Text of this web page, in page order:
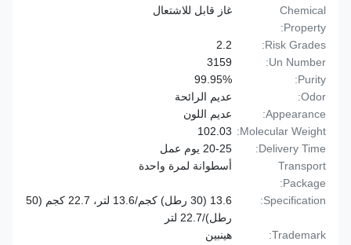
Chemical
Property:
غاز قابل للاشتعال
Risk Grades:
Un Number:
Purity:
99.95%
عديم الرائحة
Appearance:
عديم اللون
Molecular Weight:
102.03
Delivery Time:
20-25 يوم عمل
Transport
Package:
أسطوانة لمرة واحدة
Specification:
13.6 (30 رطل) كجم/13.6 لتر، 22.7 كجم (50
رطل)/22.7 لتر
Trademark:
هينبين